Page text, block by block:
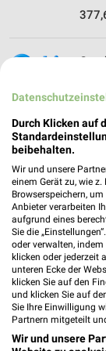
Umgebung
5 Prospekte
Kaufland
Durch Klicken auf
beibehalten.
Wir und unsere
einem Gerät zu, wie
Browserspeichern,
Anbieter verarbeiten
aufgrund eines
Sie die
oder verwalten,
klicken oder jederzeit
unteren Ecke der
klicken Sie auf den
und klicken Sie auf
Sie Ihre Einwilligung
Partnern mitgeteilt
Wir und unsere